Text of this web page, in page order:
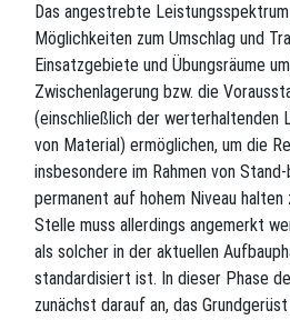
Das angestrebte
Möglichkeiten zum Umschlag und
Einsatzgebiete und Übungsräume
Zwischenlagerung bzw. die
(einschließlich der werterhaltenden
von Material) ermöglichen, um die
insbesondere im Rahmen von
permanent auf hohem Niveau halten
Stelle muss allerdings angemerkt
als solcher in der aktuellen
standardisiert ist. In dieser Phase
zunächst darauf an, das